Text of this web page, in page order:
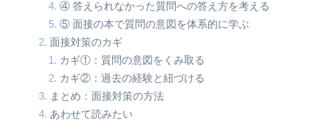
④ 答えられなかった質問への答え方を考える
⑤ 面接の本で質問の意図を体系的に学ぶ
面接対策のカギ
カギ①：質問の意図をくみ取る
カギ②：過去の経験と紐づける
まとめ：面接対策の方法
あわせて読みたい